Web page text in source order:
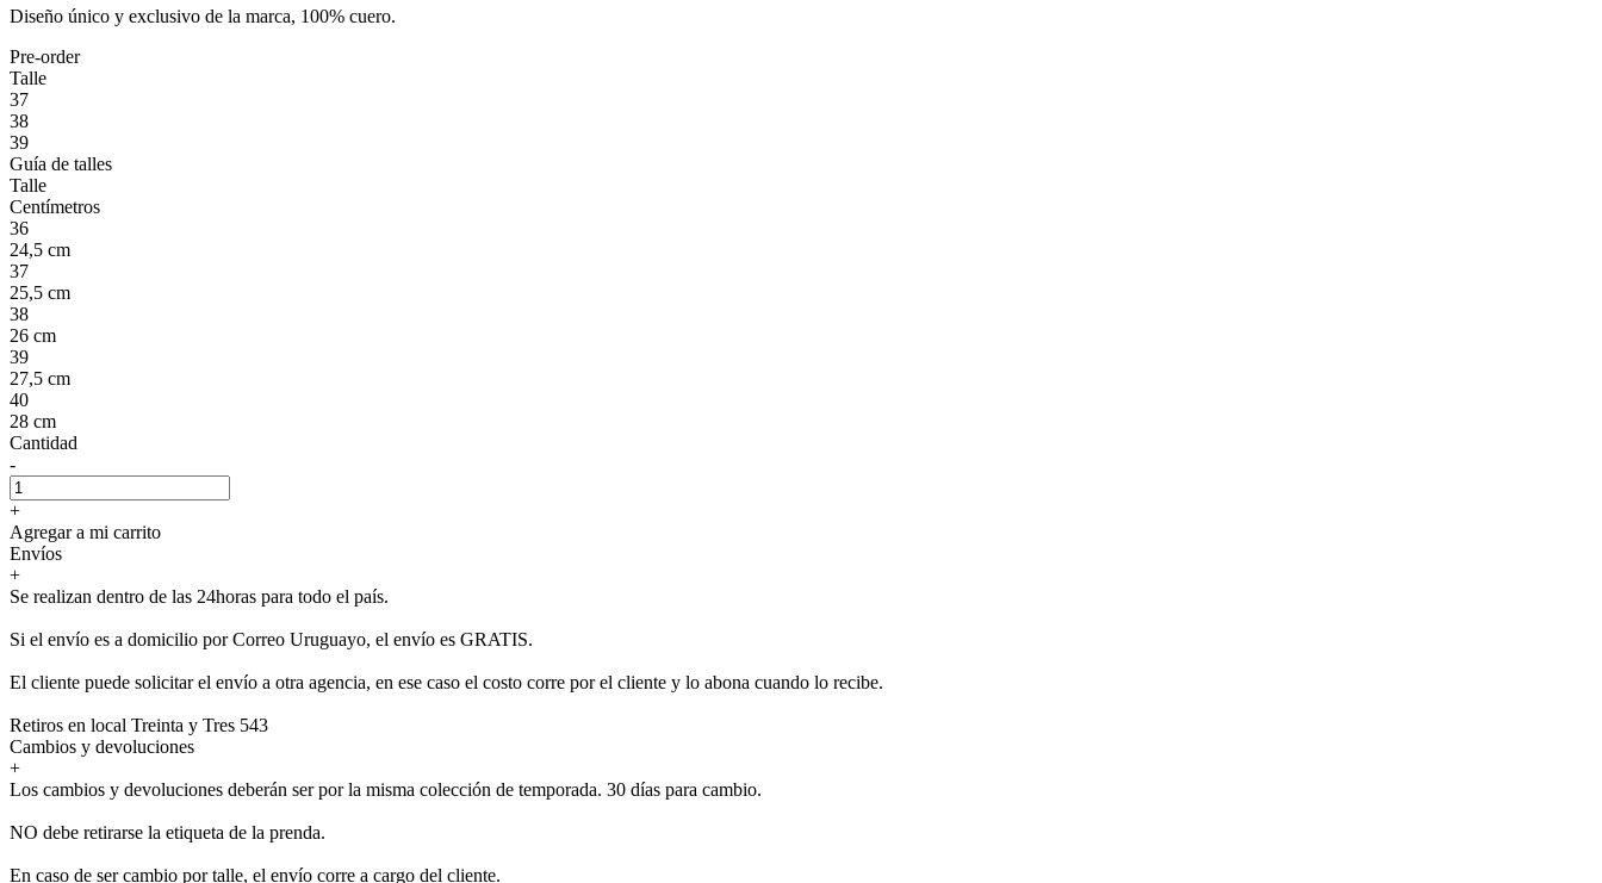
Diseño único y exclusivo de la marca, 100% cuero.
Pre-order
Talle
37
38
39
Guía de talles
Talle
Centímetros
36
24,5 cm
37
25,5 cm
38
26 cm
39
27,5 cm
40
28 cm
Cantidad
-
+
Agregar a mi carrito
Envíos
+
Se realizan dentro de las 24horas para todo el país.
Si el envío es a domicilio por Correo Uruguayo, el envío es GRATIS.
El cliente puede solicitar el envío a otra agencia, en ese caso el costo corre por el cliente y lo abona cuando lo recibe.
Retiros en local Treinta y Tres 543
Cambios y devoluciones
+
Los cambios y devoluciones deberán ser por la misma colección de temporada. 30 días para cambio.
NO debe retirarse la etiqueta de la prenda.
En caso de ser cambio por talle, el envío corre a cargo del cliente.